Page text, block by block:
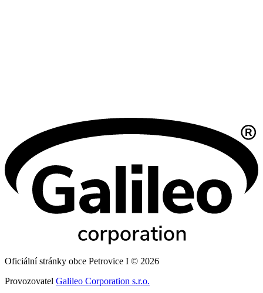
Oficiální stránky obce Petrovice I © 2026
Provozovatel Galileo Corporation s.r.o.